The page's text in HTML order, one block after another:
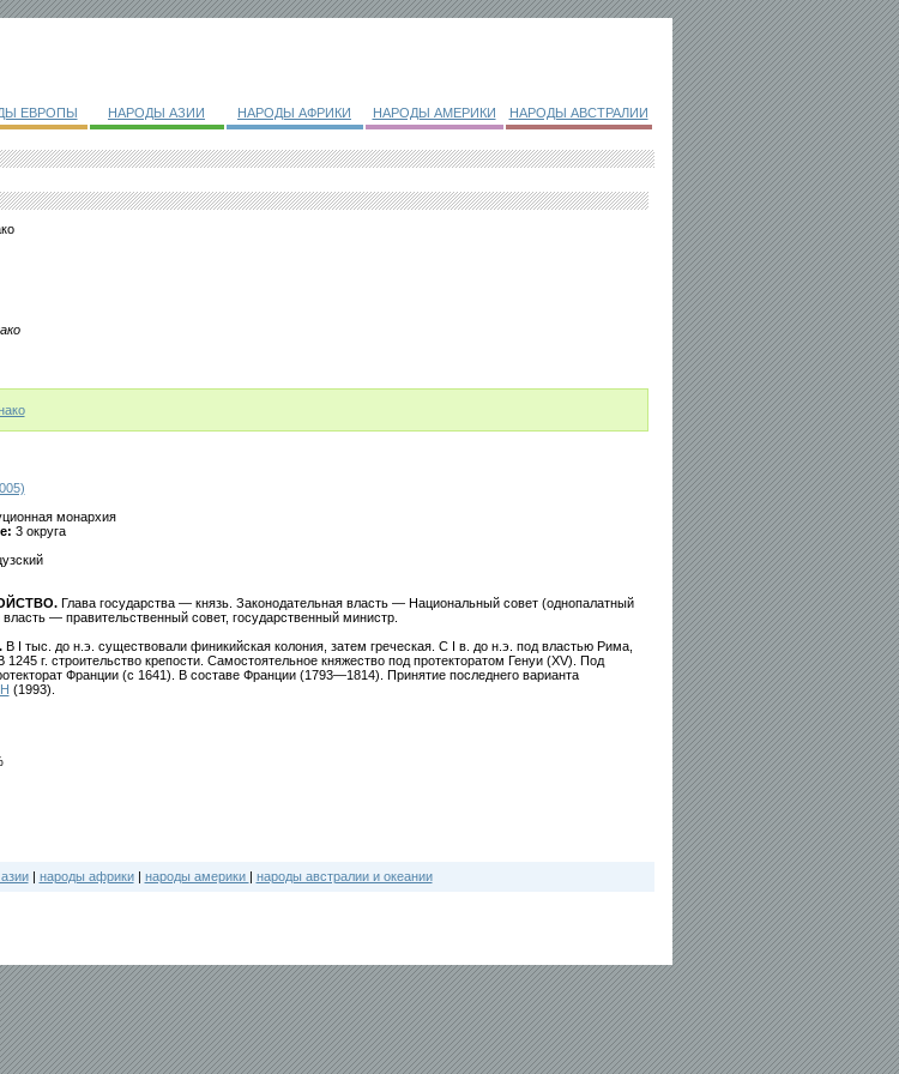
ЕВРОПЫ НАРОДЫ АЗИИ НАРОДЫ АФРИКИ НАРОДЫ АМЕРИКИ НАРОДЫ АВСТРАЛИИ
монархия
3 округа
Глава государства — князь. Законодательная власть — Национальный совет (однопалатный
— правительственный совет, государственный министр.
В I тыс. до н.э. существовали финикийская колония, затем греческая. С I в. до н.э. под властью Рима,
г. строительство крепости. Самостоятельное княжество под протекторатом Генуи (XV). Под
Франции (с 1641). В составе Франции (1793—1814). Принятие последнего варианта
(1993).
| народы африки| народы америки | народы австралии и океании